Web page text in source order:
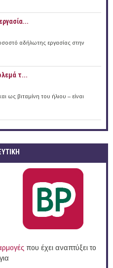
αδήλωτης εργασίας στην
τ...
ως βιταμίνη του ήλιου – είναι
που έχει αναπτύξει το